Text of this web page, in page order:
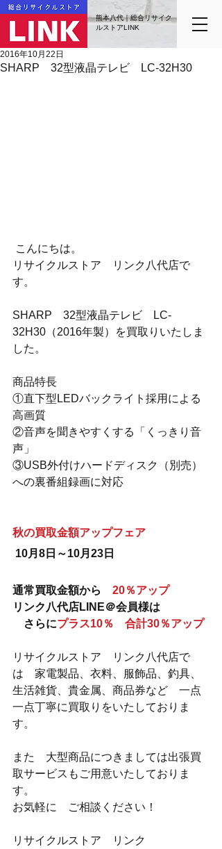
熊本八代｜総合リサイク
ルストアLINK
SHARP 32型液晶テレビ LC-32H30
2016年10月22日
こんにちは。
リサイクルストア　リンク八代店で
す。
SHARP　32型液晶テレビ　LC-
32H30（2016年製）を買取りいたしま
した。
商品特長
①直下型LEDバックライト採用による
高画質
②音声を聞きやすくする「くっきり音
声」
③USB外付けハードディスク（別売）
への裏番組録画に対応
秋の買取金額アップフェア
10月8日～10月23日
通常買取金額から 20％アップ
リンク八代店LINE＠会員様は
さらにプラス10％　合計30％アップ
リサイクルストア　リンク八代店で
は　家電製品、衣料、服飾品、釣具、
生活雑貨、貴金属、商品券など　一点
一点丁寧に買取りをいたしておりま
す。
また　大型商品につきましては出張買
取サービスもご用意いたしておりま
す。
お気軽に　ご相談ください！
リサイクルストア　リンク